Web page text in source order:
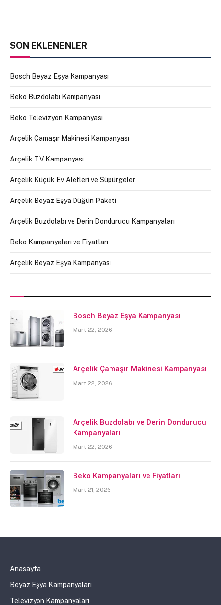
SON EKLENENLER
Bosch Beyaz Eşya Kampanyası
Beko Buzdolabı Kampanyası
Beko Televizyon Kampanyası
Arçelik Çamaşır Makinesi Kampanyası
Arçelik TV Kampanyası
Arçelik Küçük Ev Aletleri ve Süpürgeler
Arçelik Beyaz Eşya Düğün Paketi
Arçelik Buzdolabı ve Derin Dondurucu Kampanyaları
Beko Kampanyaları ve Fiyatları
Arçelik Beyaz Eşya Kampanyası
Bosch Beyaz Eşya Kampanyası
Mart 22, 2026
Arçelik Çamaşır Makinesi Kampanyası
Mart 22, 2026
Arçelik Buzdolabı ve Derin Dondurucu
Kampanyaları
Mart 22, 2026
Beko Kampanyaları ve Fiyatları
Mart 21, 2026
Anasayfa
Beyaz Eşya Kampanyaları
Televizyon Kampanyaları